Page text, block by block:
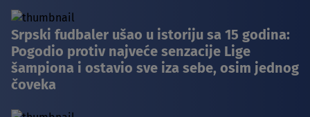
Srpski fudbaler ušao u istoriju sa 15 godina:
Pogodio protiv najveće senzacije Lige
šampiona i ostavio sve iza sebe, osim jednog
čoveka